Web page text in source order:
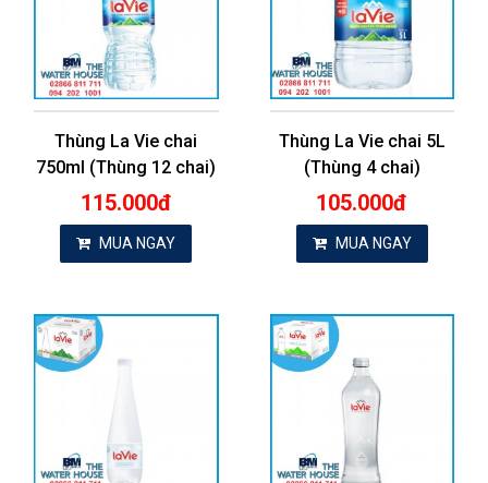
Thùng La Vie chai
750ml (Thùng 12 chai)
115.000đ
MUA NGAY
Thùng La Vie chai 5L
(Thùng 4 chai)
105.000đ
MUA NGAY